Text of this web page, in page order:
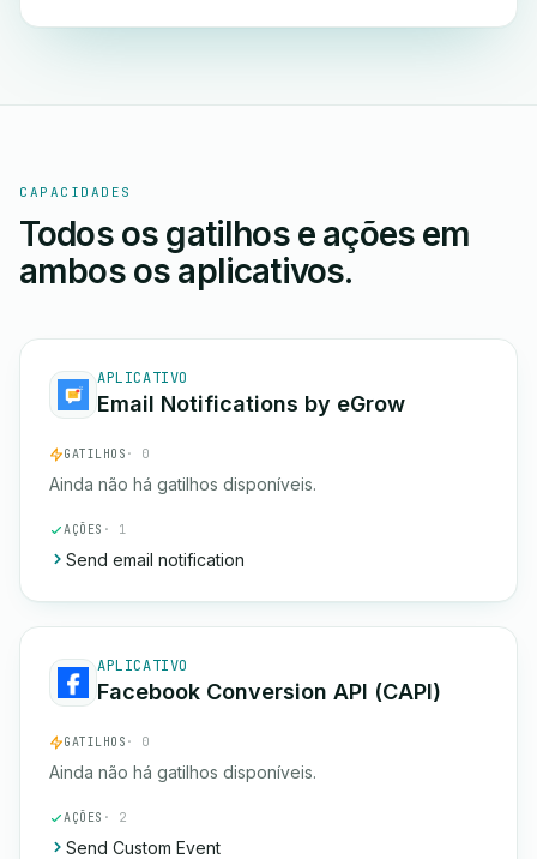
CAPACIDADES
Todos os gatilhos e ações em
ambos os aplicativos.
APLICATIVO
Email Notifications by eGrow
GATILHOS · 0
Ainda não há gatilhos disponíveis.
AÇÕES · 1
Send email notification
APLICATIVO
Facebook Conversion API (CAPI)
GATILHOS · 0
Ainda não há gatilhos disponíveis.
AÇÕES · 2
Send Custom Event